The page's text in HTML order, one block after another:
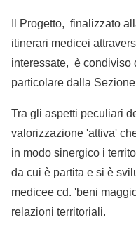
Il Progetto, finalizzato
itinerari medicei
interessate, è condiviso
particolare dalla
Tra gli aspetti peculiari
valorizzazione 'attiva'
in modo sinergico i
da cui è partita e si è
medicee cd. 'beni
relazioni territoriali.